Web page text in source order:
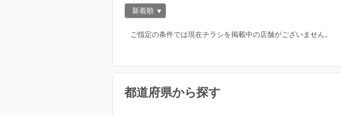
新着順
ご指定の条件では現在チラシを掲載中の店舗がございません。
都道府県から探す